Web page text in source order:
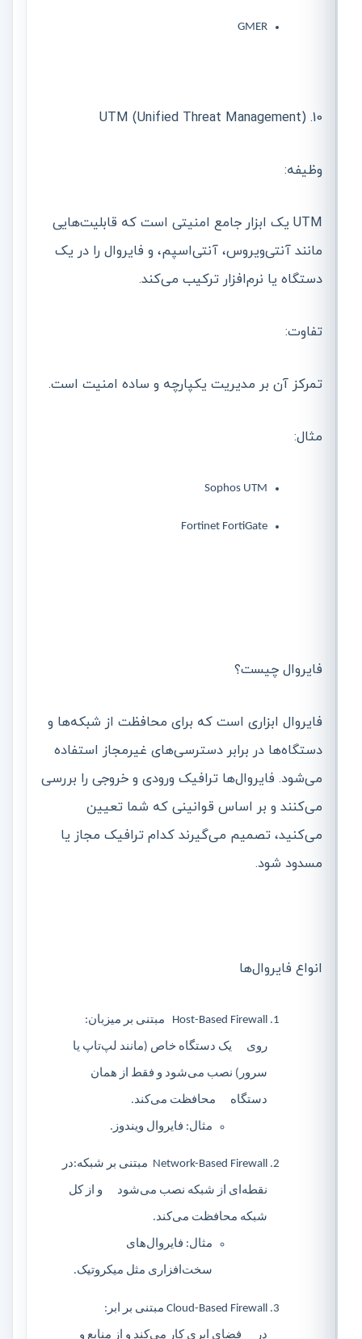
GMER
10. UTM (Unified Threat Management)
وظیفه:
UTM یک ابزار جامع امنیتی است که قابلیت‌هایی
مانند آنتی‌ویروس، آنتی‌اسپم، و فایروال را در یک
دستگاه یا نرم‌افزار ترکیب می‌کند.
تفاوت:
تمرکز آن بر مدیریت یکپارچه و ساده امنیت است.
مثال:
Sophos UTM
Fortinet FortiGate
فایروال چیست؟
فایروال ابزاری است که برای محافظت از شبکه‌ها و
دستگاه‌ها در برابر دسترسی‌های غیرمجاز استفاده
می‌شود. فایروال‌ها ترافیک ورودی و خروجی را بررسی
می‌کنند و بر اساس قوانینی که شما تعیین
می‌کنید، تصمیم می‌گیرند کدام ترافیک مجاز یا
مسدود شود.
انواع فایروال‌ها
Host-Based Firewall مبتنی بر میزبان:
روی یک دستگاه خاص (مانند لپ‌تاپ یا
سرور) نصب می‌شود و فقط از همان
دستگاه محافظت می‌کند.
مثال: فایروال ویندوز.
Network-Based Firewall مبتنی بر شبکه:در
نقطه‌ای از شبکه نصب می‌شود و از کل
شبکه محافظت می‌کند.
مثال: فایروال‌های
سخت‌افزاری مثل میکروتیک.
Cloud-Based Firewall مبتنی بر ابر:
در فضای ابری کار می‌کند و از منابع و